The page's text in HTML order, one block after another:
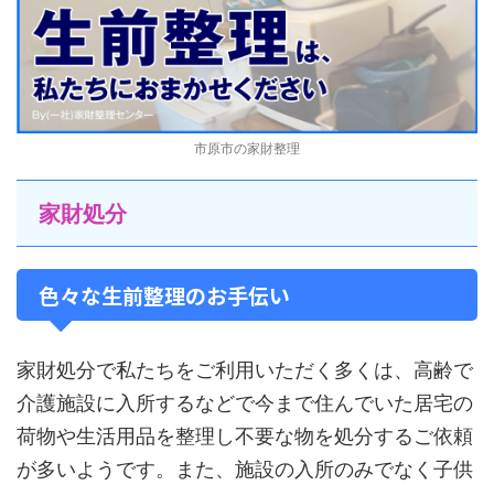
市原市の家財整理
家財処分
色々な生前整理のお手伝い
家財処分で私たちをご利用いただく多くは、高齢で
介護施設に入所するなどで今まで住んでいた居宅の
荷物や生活用品を整理し不要な物を処分するご依頼
が多いようです。また、施設の入所のみでなく子供